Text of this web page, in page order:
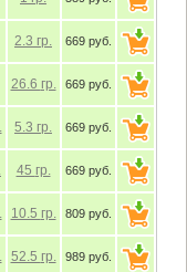
2.3 гр. 669 руб.
26.6 гр. 669 руб.
5.3 гр. 669 руб.
45 гр. 669 руб.
10.5 гр. 809 руб.
52.5 гр. 989 руб.